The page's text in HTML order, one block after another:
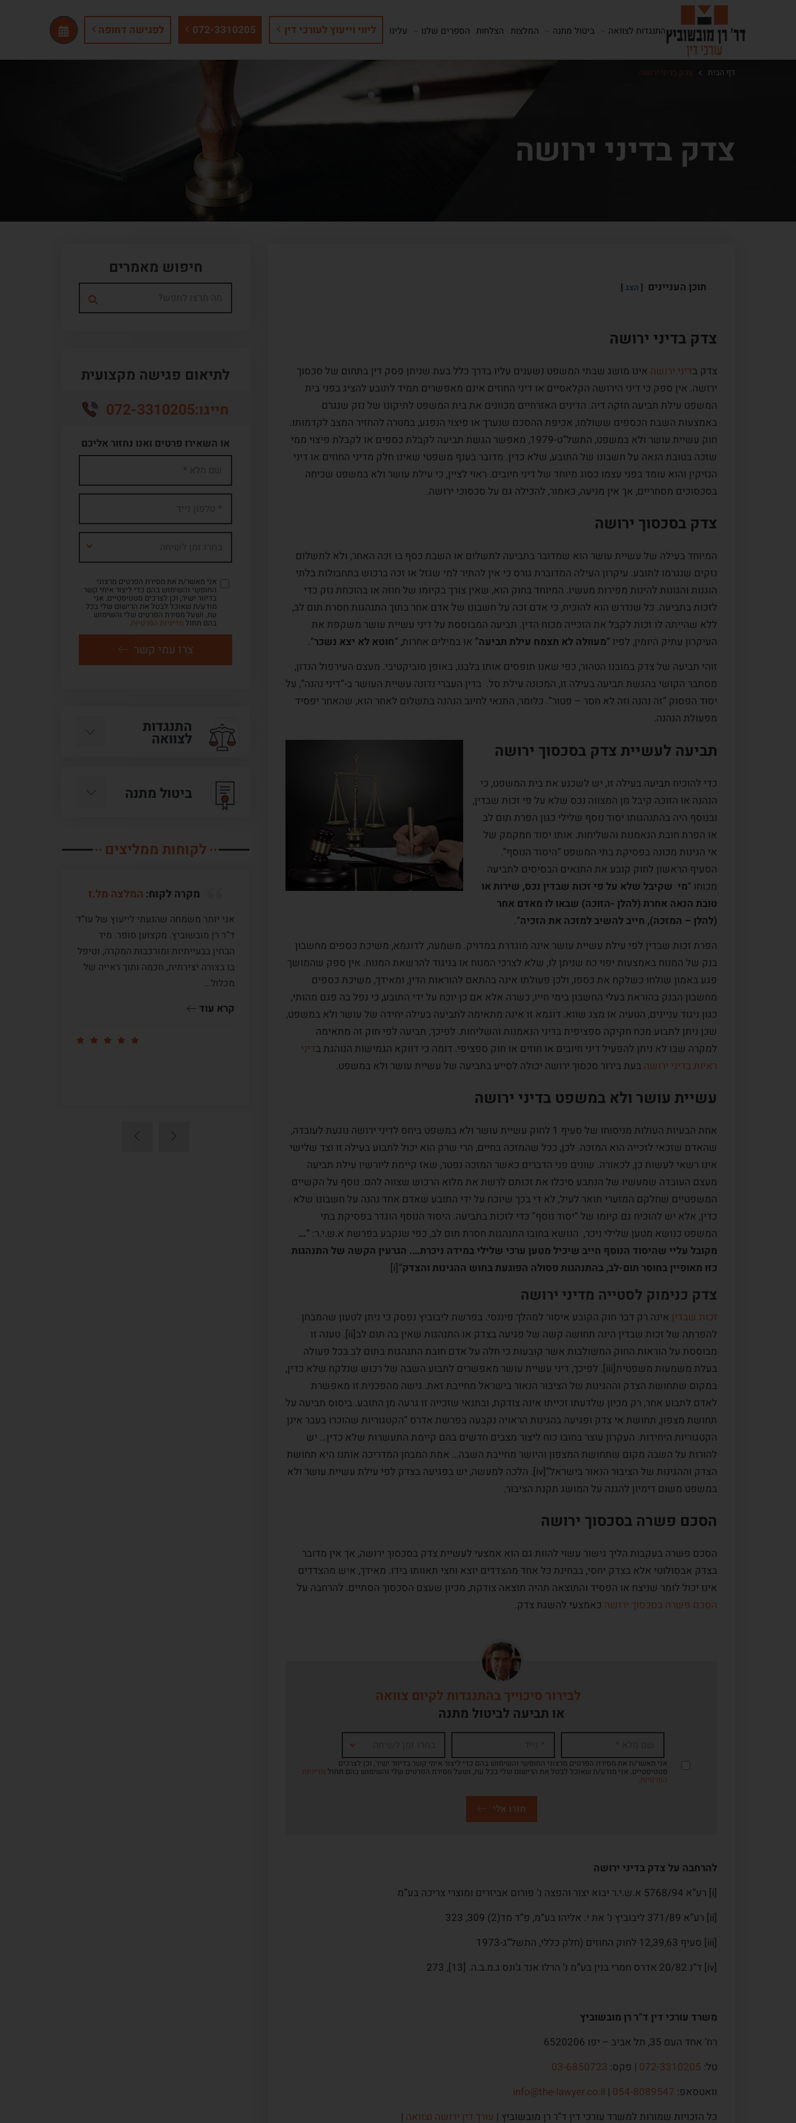
התנגדות לצוואה ביטול מתנה המלצות הצלחות הספרים שלנו עלינו ליווי וייעוץ לעורכי דין 072-3310205 לפגישה דחופה
דף הבית צדק בדיני ירושה
צדק בדיני ירושה
תוכן העניינים הצג
צדק בדיני ירושה
צדק בדיני ירושה אינו מושג שבתי המשפט נשענים עליו בדרך כלל בעת שניתן פסק דין בתחום של סכסוך
ירושה. אין ספק כי דיני הירושה הקלאסיים או דיני החוזים אינם מאפשרים תמיד לתובע להציג בפני בית
המשפט עילת תביעה חזקה דיה. הדינים האזרחיים מכוונים את בית המשפט לתיקונו של נזק שנגרם
באמצעות השבת הכספים ששולמו, אכיפת ההסכם שנערך או פיצוי הנפגע, במטרה להחזיר המצב לקדמותו.
חוק עשיית עושר ולא במשפט, התשל”ט-1979, מאפשר הגשת תביעה לקבלת כספים או לקבלת פיצוי ממי
שזכה בטובת הנאה על חשבונו של התובע, שלא כדין. מדובר בענף משפטי שאינו חלק מדיני החוזים או דיני
הנזיקין והוא עומד בפני עצמו כסוג מיוחד של דיני חיובים. ראוי לציין, כי עילת עושר ולא במשפט שכיחה
בסכסוכים מסחריים, אך אין מניעה, כאמור, להכילה גם על סכסוכי ירושה.
צדק בסכסוך ירושה
המיוחד בעילה של עשיית עושר הוא שמדובר בתביעה לתשלום או השבת כסף בו זכה האחר, ולא לתשלום
נזקים שנגרמו לתובע. עיקרון העילה המדוברת גורס כי אין להתיר למי שגזל או זכה ברכוש בתחבולות בלתי
הוגנות והגונות להינות מפירות מעשיו. המיוחד בחוק הוא, שאין צורך בקיומו של חוזה או בהוכחת נזק כדי
לזכות בתביעה. כל שנדרש הוא להוכיח, כי אדם זכה על חשבונו של אדם אחר בתוך התנהגות חסרת תום לב,
ללא שהייתה לו זכות לקבל את הזכייה מכוח הדין. תביעה המבוססת על דיני עשיית עושר משקפת את
העיקרון עתיק היומין, לפיו “מעוולה לא תצמח עילת תביעה” או במילים אחרות, “חוטא לא יצא נשכר“.
זוהי תביעה של צדק במובנו הטהור, כפי שאנו תופסים אותו בלבנו, באופן סוביקטיבי. מעצם העירפול הנדון,
מסתבר הקושי בהגשת תביעה בעילה זו, המכונה עילת סל. בדין העברי נדונה עשיית העושר ב-“דיני נהנה”, על
יסוד הפסוק “זה נהנה וזה לא חסר – פטור”. כלומר, התנאי לחיוב הנהנה בתשלום לאחר הוא, שהאחר יפסיד
מפעולת הנהנה.
תביעה לעשיית צדק בסכסוך ירושה
כדי להוכיח תביעה בעילה זו, יש לשכנע את בית המשפט, כי
הנהנה או הזוכה קיבל מן המצווה נכס שלא על פי זכות שבדין,
ובנוסף היה בהתנהגותו יסוד נוסף שלילי כגון הפרת תום לב
או הפרת חובת הנאמנות והשליחות. אותו יסוד חמקמק של
אי הגינות מכונה בפסיקת בתי המשפט “היסוד הנוסף”.
הסעיף הראשון לחוק קובע את התנאים הבסיסים לתביעה
מכוחו “מי שקיבל שלא על פי זכות שבדין נכס, שירות או
טובת הנאה אחרת (להלן -הזוכה) שבאו לו מאדם אחר
(להלן – המזכה), חייב להשיב למזכה את הזכיה“.
הפרת זכות שבדין לפי עילת עשיית עושר אינה מוגדרת במדויק. משמעה, לדוגמא, משיכת כספים מחשבון
בנק של המנוח באמצעות יפוי כח שניתן לו, שלא לצרכי המנוח או בניגוד להרשאת המנוח. אין ספק שהמושך
פגע באמון שולחו כשלקח את כספו, ולכן פעולתו אינה בהתאם להוראות הדין, ומאידך, משיכת כספים
מחשבון הבנק בהוראת בעלי החשבון בימי חייו, כשרה אלא אם כן יוכח על ידי התובע, כי נפל בה פגם מהותי,
כגון ניגוד עניינים, הטעיה או מצג שווא. דוגמא זו אינה מתאימה לתביעה בעילה יחידה של עושר ולא במשפט,
שכן ניתן לתבוע מכח חקיקה ספציפית בדיני הנאמנות והשליחות. לפיכך, תביעה לפי חוק זה מתאימה
למקרה שבו לא ניתן להפעיל דיני חיובים או חוזים או חוק ספציפי. דומה כי דווקא הגמישות הנוהגת בדיני
ראיות בדיני ירושה בעת בירור סכסוך ירושה יכולה לסייע בתביעה של עשיית עושר ולא במשפט.
עשיית עושר ולא במשפט בדיני ירושה
אחת הבעיות העולות מניסוחו של סעיף 1 לחוק עשיית עושר ולא במשפט ביחס לדיני ירושה נוגעת לעובדה,
שהאדם שזכאי לזכייה הוא המזכה. לכן, ככל שהמזכה בחיים, הרי שרק הוא יכול לתבוע בעילה זו וצד שלישי
אינו רשאי לעשות כן, לכאורה. שונים פני הדברים כאשר המזכה נפטר, שאז קיימת ליורשיו עילת תביעה
מעצם העובדה שמעשיו של הנתבע סיכלו את זכותם לרשת את מלוא הרכוש שצווה להם. נוסף על הקשיים
המשפטיים שחלקם המזערי תואר לעיל, לא די בכך שיוכח על ידי התובע שאדם אחד נהנה על חשבונו שלא
כדין, אלא יש להוכיח גם קיומו של “יסוד נוסף” כדי לזכות בתביעה. היסוד הנוסף הוגדר בפסיקת בתי
המשפט כנושא מטען שלילי ניכר, הנושא בחובו התנהגות חסרת תום לב, כפי שנקבע בפרשת א.ש.י.ר: “…
מקובל עליי שהיסוד הנוסף חייב שיכיל מטען ערכי שלילי במידה ניכרת…. הגרעין הקשה של התנהגות
כזו מאופיין בחוסר תום-לב, בהתנהגות פסולה הפוגעת בחוש ההגינות והצדק“[i]
צדק כנימוק לסטייה מדיני ירושה
זכות שבדין אינה רק דבר חוק הקובע איסור למהלך פיננסי. בפרשת ליבוביץ נפסק כי ניתן לטעון שהמבחן
להפרתה של זכות שבדין הינה תחושה קשה של פגיעה בצדק או התנהגות שאין בה תום לב[ii]. טענה זו
מבוססת על הוראות החוק המשולבות אשר קובעות כי חלה על אדם חובת התנהגות בתום לב בכל פעולה
בעלת משמעות משפטית[iii]. לפיכך, דיני עשיית עושר מאפשרים לתבוע השבה של רכוש שנלקח שלא כדין,
במקום שתחושת הצדק וההגינות של הציבור הנאור בישראל מחייבת זאת. גישה מהפכנית זו מאפשרת
לאדם לתבוע אחר, רק מכיון שלדעתו זכייתו אינה צודקת, ובתנאי שזכייה זו גרעה מן התובע. ביסוס תביעה על
תחושת מצפון, תחושת אי צדק ופגיעה בהגינות הראויה נקבעה בפרשת אדרס “הקטגוריות שהוכרו בעבר אינן
הקטגוריות היחידות. העקרון עוצר בחובו כוח ליצור מצבים חדשים בהם קיימת התעשרות שלא כדין… יש
להורות על השבה מקום שתחושת המצפון והיושר מחייבת השבה… אמת המבחן המדריכה אותנו היא תחושת
הצדק וההגינות של הציבור הנאור בישראל”[iv]. הלכה למעשה, יש בפגיעה בצדק לפי עילת עשיית עושר ולא
במשפט משום דימיון להגנה על המושג תקנת הציבור.
הסכם פשרה בסכסוך ירושה
הסכם פשרה בעקבות הליך גישור עשוי להוות גם הוא אמצעי לעשיית צדק בסכסוך ירושה, אך אין מדובר
בצדק אבסולוטי אלא בצדק יחסי, בבחינת כל אחד מהצדדים יוצא וחצי תאוותו בידו. מאידך, איש מהצדדים
אינו יכול לומר שניצח או הפסיד והתוצאה תהיה תוצאה צודקת, מכיון שעצם הסכסוך הסתיים. להרחבה על
הסכם פשרה בסכסוך ירושה כאמצעי להשגת צדק.
לבירור סיכוייך בהתנגדות לקיום צוואה
או תביעה לביטול מתנה
אני מאשר/ת את מסירת הפרטים מרצוני החופשי והשימוש בהם כדי ליצור איתי קשר בדיוור ישיר, וכן לצרכים
סטטיסטיים. אני מודע/ת שאוכל לבטל את הרישום שלי בכל עת, ושעל מסירת הפרטים שלי והשימוש בהם תחול מדיניות
הפרטיות.
חזרו אלי
להרחבה על צדק בדיני ירושה
[i] רע”א 5768/94 א.ש.י.ר יבוא יצור והפצה נ’ פורום אביזרים ומוצרי צריכה בע”מ
[ii] רע”א 371/89 ליבוביץ נ’ את י. אליהו בע”מ, פ”ד מד(2) 309, 323
[iii] סעיף 12,39,63 לחוק החוזים (חלק כללי, התשל”ג-1973
[iv] ד”נ 20/82 אדרס חמרי בנין בע”מ נ’ הרלו אנד ג’ונס ג.מ.ב.ה. [13], 273
משרד עורכי דין ד”ר רן מובשוביץ
רח’ אחד העם 35, תל אביב – יפו 6520206
טל: 072-3310205 | פקס: 03-6850723
וואטסאפ: 054-8089547
|
info@the-lawyer.co.il
כל הזכויות שמורות למשרד עורכי דין ד”ר רן מובשוביץ | עורך דין ירושה וצוואה |
חיפוש מאמרים
לתיאום פגישה מקצועית
חייגו:072-3310205
או השאירו פרטים ואנו נחזור אליכם
אני מאשר/ת את מסירת הפרטים מרצוני
החופשי והשימוש בהם כדי ליצור איתי קשר
בדיוור ישיר, וכן לצרכים סטטיסטיים. אני
מודע/ת שאוכל לבטל את הרישום שלי בכל
עת, ושעל מסירת הפרטים שלי והשימוש
בהם תחול מדיניות הפרטיות.
צרו עמי קשר
התנגדות
לצוואה
ביטול מתנה
לקוחות ממליצים
המלצה מס.ו
מובשוביץ. מודים לך על
מורכב זה כמובן
המשרד שהיה קשוב לכל
ראוי לציון. שוב תודה
מקרה לקוח:המלצה מא.
רן מובשוביץ הוא אדם איכפתי הניחן
הקיימות, אפילו ההזויות ביניהן, תוך אי
חשש מסיעור מוחות בשלבו ידע ויכולת
פתיחות ללמידה. השילוב בין תכונות אלו
להיותו אסטרטג המתכנן לטווח...
א., מרכז הארץ
מקרה לקוח:המלצה מדוד
בזכות זאת. אני מודה לך על התחשבותך
וטיפולך בסוגיות שעמדו בפניך. אציין כי
רבים וטובים ממכריי, ידידיי וחבריי
שחלקם אנשי מקצוע בכירים,...
דוד ו., ירושלים
מקרה לקוח: המלצה מל.ז
אני יותר משמחה שהגעתי לייעוץ של עו”ד
ד”ר רן מובשוביץ. מקצוען סופר. מיד
הבחין בבעייתיות ומורכבות המקרה, וטיפל
בו בצורה יצירתית, חכמה ותוך ראייה של
מכלול...
קרא עוד